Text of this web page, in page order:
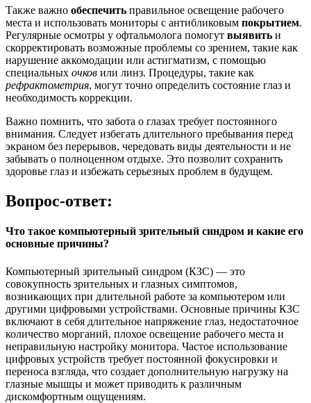
Также важно обеспечить правильное освещение рабочего
места и использовать мониторы с антибликовым покрытием.
Регулярные осмотры у офтальмолога помогут выявить и
скорректировать возможные проблемы со зрением, такие как
нарушение аккомодации или астигматизм, с помощью
специальных очков или линз. Процедуры, такие как
рефрактометрия, могут точно определить состояние глаз и
необходимость коррекции.
Важно помнить, что забота о глазах требует постоянного
внимания. Следует избегать длительного пребывания перед
экраном без перерывов, чередовать виды деятельности и не
забывать о полноценном отдыхе. Это позволит сохранить
здоровье глаз и избежать серьезных проблем в будущем.
Вопрос-ответ:
Что такое компьютерный зрительный синдром и какие его
основные причины?
Компьютерный зрительный синдром (КЗС) — это
совокупность зрительных и глазных симптомов,
возникающих при длительной работе за компьютером или
другими цифровыми устройствами. Основные причины КЗС
включают в себя длительное напряжение глаз, недостаточное
количество морганий, плохое освещение рабочего места и
неправильную настройку монитора. Частое использование
цифровых устройств требует постоянной фокусировки и
переноса взгляда, что создает дополнительную нагрузку на
глазные мышцы и может приводить к различным
дискомфортным ощущениям.